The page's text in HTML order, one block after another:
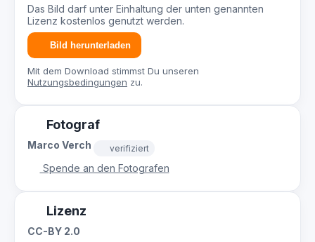
Das Bild darf unter Einhaltung der unten genannten
Lizenz kostenlos genutzt werden.
Bild herunterladen
Mit dem Download stimmst Du unseren
Nutzungsbedingungen zu.
Fotograf
Marco Verch verifiziert
Spende an den Fotografen
Lizenz
CC-BY 2.0